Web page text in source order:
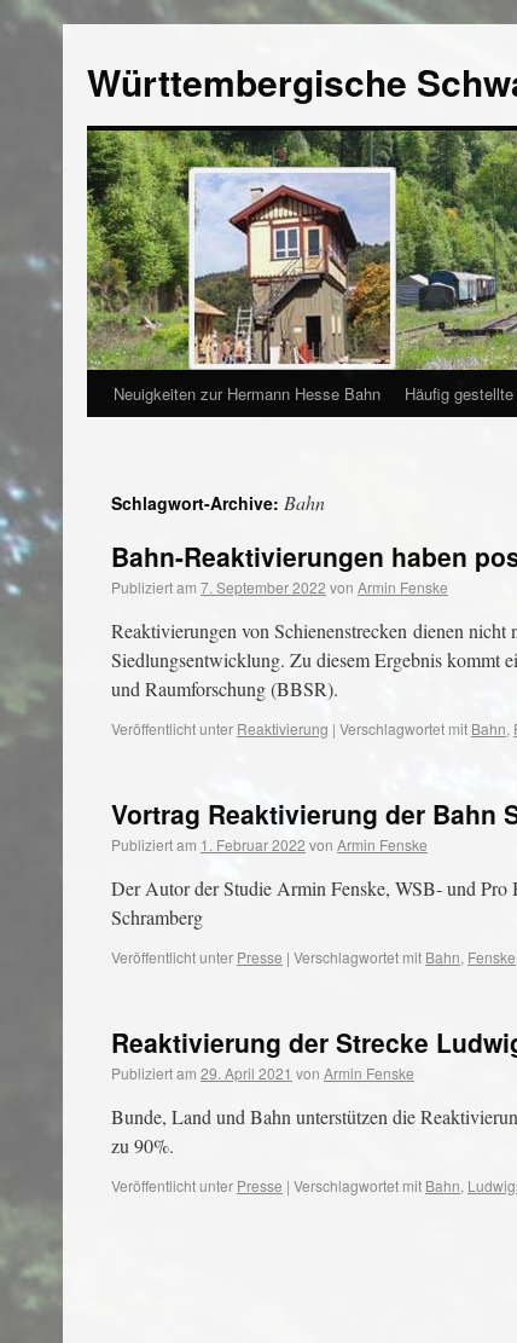
Württembergische
Neuigkeiten zur Hermann Hesse Bahn Häufig
Schlagwort-Archive: Bahn
Bahn-Reaktivierungen haben
Publiziert am 7. September 2022 von Armin Fenske
Reaktivierungen von Schienenstrecken dienen
Siedlungsentwicklung. Zu diesem Ergebnis kommt
und Raumforschung (BBSR).
Veröffentlicht unter Reaktivierung | Verschlagwortet mit Bahn,
Vortrag Reaktivierung der Bahn
Publiziert am 1. Februar 2022 von Armin Fenske
Der Autor der Studie Armin Fenske, WSB- und
Schramberg
Veröffentlicht unter Presse | Verschlagwortet mit Bahn, Fenske
Reaktivierung der Strecke
Publiziert am 29. April 2021 von Armin Fenske
Bunde, Land und Bahn unterstützen die
zu 90%.
Veröffentlicht unter Presse | Verschlagwortet mit Bahn,